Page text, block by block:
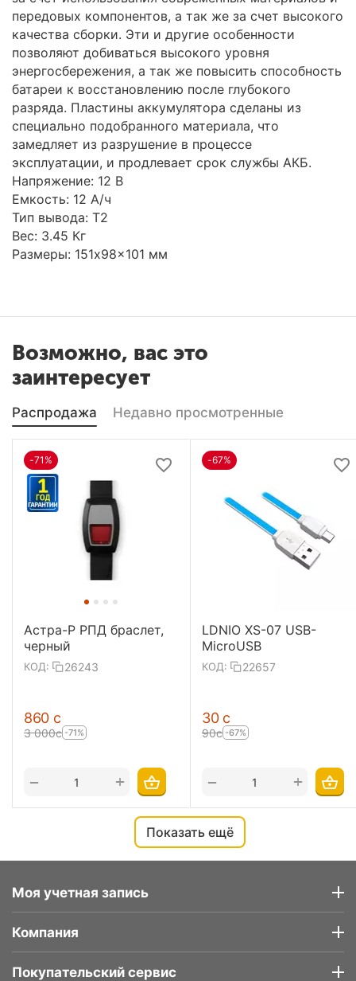
передовых компонентов, а так же за счет высокого
качества сборки. Эти и другие особенности
позволяют добиваться высокого уровня
энергосбережения, а так же повысить способность
батареи к восстановлению после глубокого
разряда. Пластины аккумулятора сделаны из
специально подобранного материала, что
замедляет из разрушение в процессе
эксплуатации, и продлевает срок службы АКБ.
Напряжение: 12 В
Емкость: 12 А/ч
Тип вывода: Т2
Вес: 3.45 Кг
Размеры: 151x98x101 мм
Возможно, вас это
заинтересует
Распродажа Недавно просмотренные
-71%
Астра-Р РПД браслет,
черный
КОД: 26243
‍860‍ с
3 000с -71%
+
−
-67%
LDNIO XS-07 USB-
MicroUSB
КОД: 22657
‍30‍ с
‍90‍с -67%
+
−
Показать ещё
Моя учетная запись
Компания
Покупательский сервис